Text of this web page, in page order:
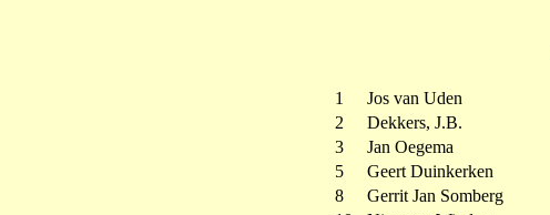
1 Jos van Uden
2
Dekkers, J.B.
3
Jan Oegema
5
Geert Duinkerken
8
Gerrit Jan Somberg